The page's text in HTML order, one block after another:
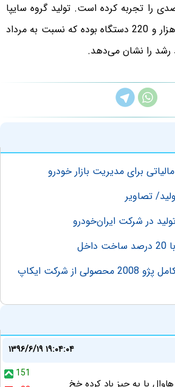
رشد 21.2 درصدی را تجربه کرده است. تولید گروه سایپا
در مرداد امسال نیز 62 هزار و 220 دستگاه بوده که نسبت به مرداد
برای مدیریت بازار خودرو
معرفی و مشخصات کامل پژو 2008 محصولی از شرکت ایکاپ
۱۳۹۶/۶/۱۹ ۱۹:۰۴:۰۴
151
يا يه چيز باد كرده خخ